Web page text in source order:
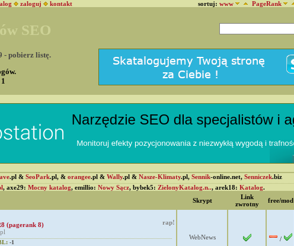
zaloguj kontakt sortuj: www PageRank
SEO
- pobierz listę.
1
.pl & SeoPark.pl, & orangee.pl & Wally.pl & Nasze-Klimaty.pl, Sennik-online.net, Senniczek.biz
, axe29: Mocny katalog, emillio: Nowy Sącz, bybek5: ZielonyKatalog.n.., arek18: Katalog.
Skrypt
Link
zwrotny
free/mod
(pagerank 8)
rap!
-1
WebNews /